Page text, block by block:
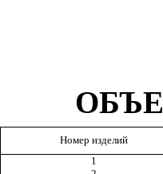
Номер изделий
1